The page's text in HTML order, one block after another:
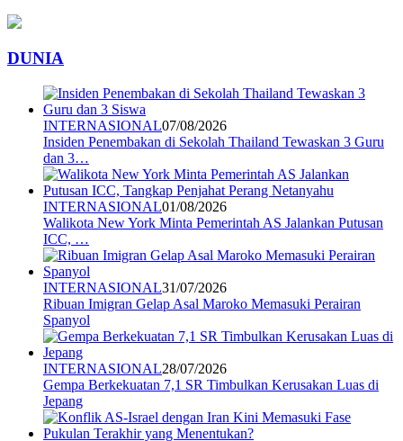
DUNIA
INTERNASIONAL07/08/2026
Insiden Penembakan di Sekolah Thailand Tewaskan 3 Guru
dan 3…
INTERNASIONAL01/08/2026
Walikota New York Minta Pemerintah AS Jalankan Putusan
ICC, …
INTERNASIONAL31/07/2026
Ribuan Imigran Gelap Asal Maroko Memasuki Perairan
Spanyol
INTERNASIONAL28/07/2026
Gempa Berkekuatan 7,1 SR Timbulkan Kerusakan Luas di
Jepang